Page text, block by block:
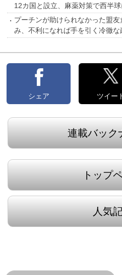
12カ国と設立、麻薬対策で西半
プーチンが助けられなかった盟
み、不利になれば手を引く冷徹な
シェア ツイー
連載バック
トップ
人気